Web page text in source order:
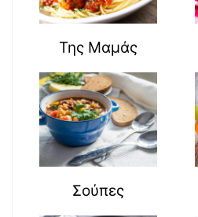
Της Μαμάς
Σούπες